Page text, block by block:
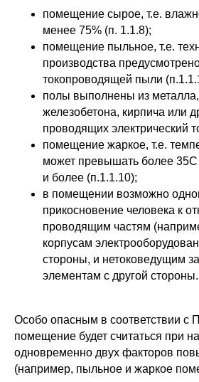
помещение сырое, т.е.
менее 75% (п. 1.1.8);
помещение пыльное, т.е.
производства
токопроводящей пыли
полы выполнены из
железобетона, кирпича или
проводящих электрический
помещение жаркое, т.е.
может превышать более 35С
и более (п.1.1.10);
в помещении возможно
прикосновение человека к
проводящим частям
корпусам
стороны, и нетоковедущим
элементам с другой стороны.
Особо опасным в соответствии с
помещение будет считаться при
одновременно двух факторов
(например, пыльное и жаркое